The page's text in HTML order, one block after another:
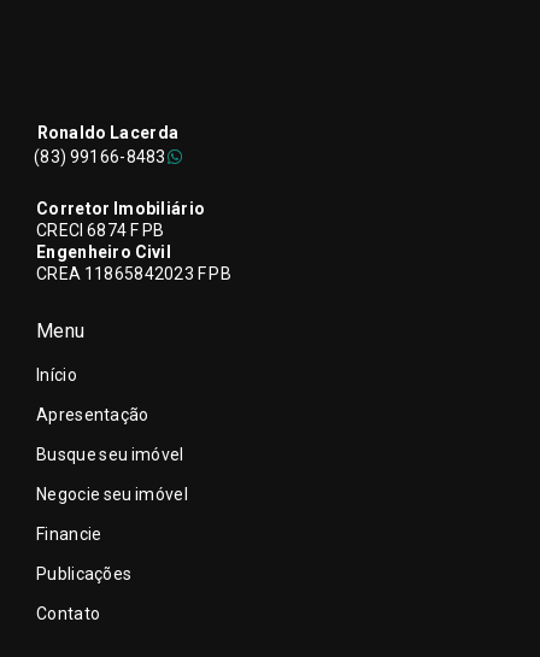
Ronaldo Lacerda
(83) 99166-8483
Corretor Imobiliário
CRECI 6874 F PB
Engenheiro Civil
CREA 11865842023 F PB
Menu
Início
Apresentação
Busque seu imóvel
Negocie seu imóvel
Financie
Publicações
Contato